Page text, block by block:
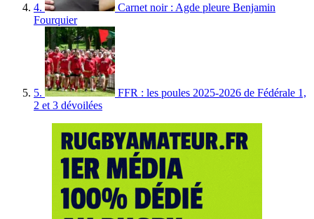
4.
Carnet noir : Agde pleure Benjamin
Fourquier
5.
FFR : les poules 2025-2026 de Fédérale 1,
2 et 3 dévoilées